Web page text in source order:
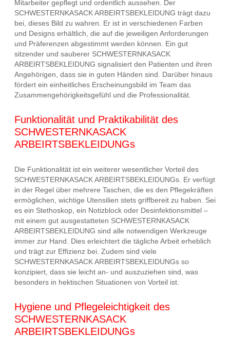
Mitarbeiter gepflegt und ordentlich aussehen. Der
SCHWESTERNKASACK ARBEIRTSBEKLEIDUNG trägt dazu
bei, dieses Bild zu wahren. Er ist in verschiedenen Farben
und Designs erhältlich, die auf die jeweiligen Anforderungen
und Präferenzen abgestimmt werden können. Ein gut
sitzender und sauberer SCHWESTERNKASACK
ARBEIRTSBEKLEIDUNG signalisiert den Patienten und ihren
Angehörigen, dass sie in guten Händen sind. Darüber hinaus
fördert ein einheitliches Erscheinungsbild im Team das
Zusammengehörigkeitsgefühl und die Professionalität.
Funktionalität und Praktikabilität des
SCHWESTERNKASACK
ARBEIRTSBEKLEIDUNGs
Die Funktionalität ist ein weiterer wesentlicher Vorteil des
SCHWESTERNKASACK ARBEIRTSBEKLEIDUNGs. Er verfügt
in der Regel über mehrere Taschen, die es den Pflegekräften
ermöglichen, wichtige Utensilien stets griffbereit zu haben. Sei
es ein Stethoskop, ein Notizblock oder Desinfektionsmittel –
mit einem gut ausgestatteten SCHWESTERNKASACK
ARBEIRTSBEKLEIDUNG sind alle notwendigen Werkzeuge
immer zur Hand. Dies erleichtert die tägliche Arbeit erheblich
und trägt zur Effizienz bei. Zudem sind viele
SCHWESTERNKASACK ARBEIRTSBEKLEIDUNGs so
konzipiert, dass sie leicht an- und auszuziehen sind, was
besonders in hektischen Situationen von Vorteil ist.
Hygiene und Pflegeleichtigkeit des
SCHWESTERNKASACK
ARBEIRTSBEKLEIDUNGs